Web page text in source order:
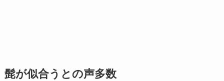
髭が似合うとの声多数